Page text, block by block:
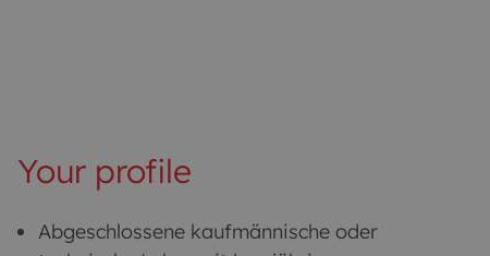
Your profile
Abgeschlossene kaufmännische oder